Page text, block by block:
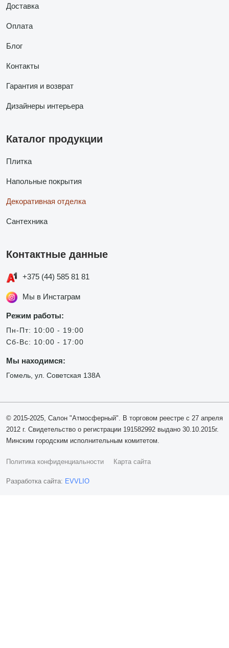
Доставка
Оплата
Блог
Контакты
Гарантия и возврат
Дизайнеры интерьера
Каталог продукции
Плитка
Напольные покрытия
Декоративная отделка
Сантехника
Контактные данные
+375 (44) 585 81 81
Мы в Инстаграм
Режим работы:
Пн-Пт: 10:00 - 19:00
Сб-Вс: 10:00 - 17:00
Мы находимся:
Гомель, ул. Советская 138А
© 2015-2025, Салон "Атмосферный". В торговом реестре с 27 апреля
2012 г. Свидетельство о регистрации 191582992 выдано 30.10.2015г.
Минским городским исполнительным комитетом.
Политика конфиденциальности Карта сайта
Разработка сайта: EVVLIO